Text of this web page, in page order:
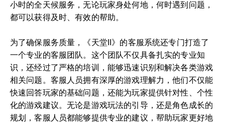
小时的全天候服务，无论玩家身处何地，何时遇到问题，
都可以获得及时、有效的帮助。
为了确保服务质量，《天堂II》的客服系统还专门打造了
一个专业的客服团队。这个团队不仅具备扎实的专业知
识，还经过了严格的培训，能够迅速识别和解决各类游戏
相关问题。客服人员拥有深厚的游戏理解力，他们不仅能
快速回答玩家的基础问题，还能为玩家提供针对性、个性
化的游戏建议。无论是游戏玩法的引导，还是角色成长的
规划，客服人员都能够提供专业的建议，帮助玩家更好地